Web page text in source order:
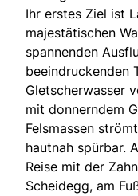
Ihr erstes Ziel ist
majestätischen
spannenden
beeindruckenden
Gletscherwasser
mit donnerndem
Felsmassen
hautnah spürbar.
Reise mit der
Scheidegg, am